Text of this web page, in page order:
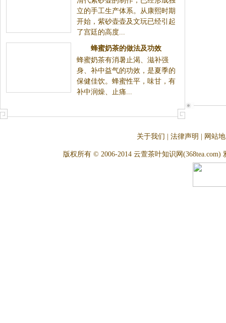
立的手工生产体系。从康熙时期
开始，紫砂壶壶及文玩已经引起
了宫廷的高度...
蜂蜜奶茶的做法及功效
蜂蜜奶茶有消暑止渴、滋补强
身、补中益气的功效，是夏季的
保健佳饮。蜂蜜性平，味甘，有
补中润燥、止痛...
关于我们 法律声明 网站
版权所有 © 2006-2014 云萱茶叶知识网